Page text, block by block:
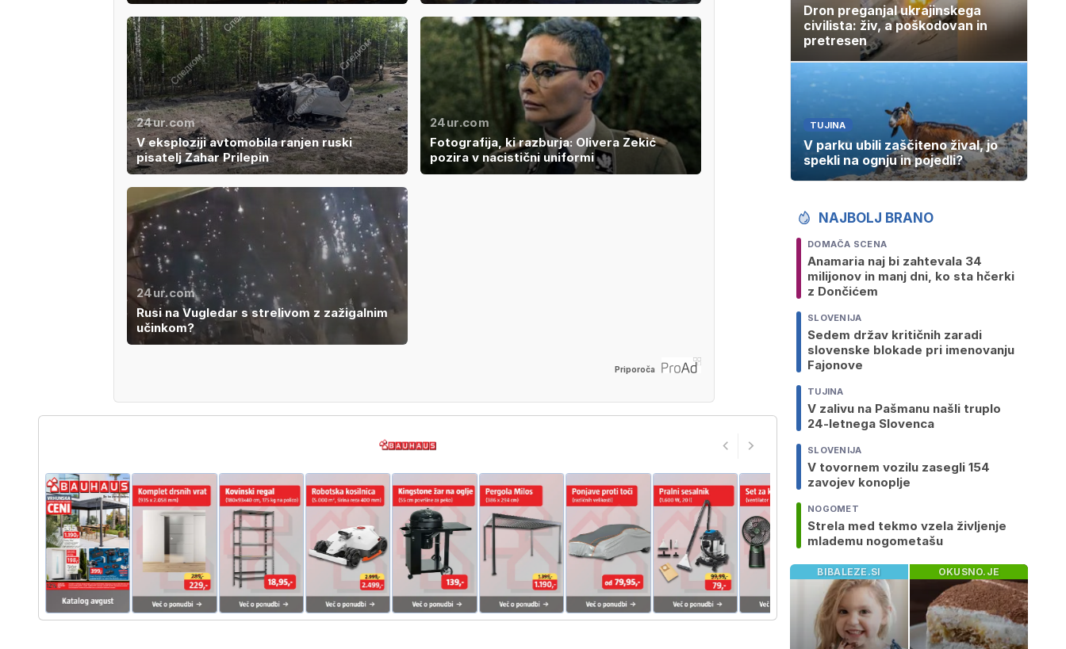
24ur.com
V eksploziji avtomobila ranjen ruski
pisatelj Zahar Prilepin
24ur.com
Fotografija, ki razburja: Olivera Zekić
pozira v nacistični uniformi
24ur.com
Rusi na Vugledar s strelivom z zažigalnim
učinkom?
Priporoča
Dron preganjal ukrajinskega
civilista: živ, a poškodovan in
pretresen
TUJINA
V parku ubili zaščiteno žival, jo
spekli na ognju in pojedli?
NAJBOLJ BRANO
DOMAČA SCENA
Anamaria naj bi zahtevala 34
milijonov in manj dni, ko sta hčerki
z Dončićem
SLOVENIJA
Sedem držav kritičnih zaradi
slovenske blokade pri imenovanju
Fajonove
TUJINA
V zalivu na Pašmanu našli truplo
24-letnega Slovenca
SLOVENIJA
V tovornem vozilu zasegli 154
zavojev konoplje
NOGOMET
Strela med tekmo vzela življenje
mlademu nogometašu
BIBALEZE.SI OKUSNO.JE